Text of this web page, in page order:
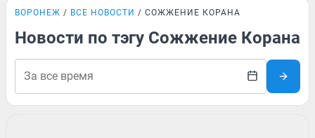
ВОРОНЕЖ ВСЕ НОВОСТИ СОЖЖЕНИЕ КОРАНА
Новости по тэгу Сожжение Корана